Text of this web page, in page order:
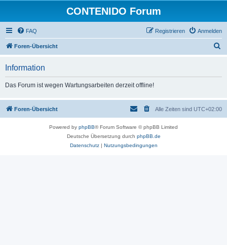
CONTENIDO Forum
FAQ Anmelden
Registrieren
Foren-Übersicht
Information
Das Forum ist wegen Wartungsarbeiten derzeit offline!
Foren-Übersicht Alle Zeiten sind UTC+02:00
Powered by phpBB® Forum Software © phpBB Limited
Deutsche Übersetzung durch phpBB.de
Datenschutz| Nutzungsbedingungen